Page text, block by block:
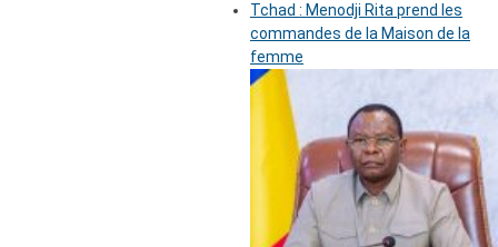
Tchad : Menodji Rita prend les
commandes de la Maison de la
femme